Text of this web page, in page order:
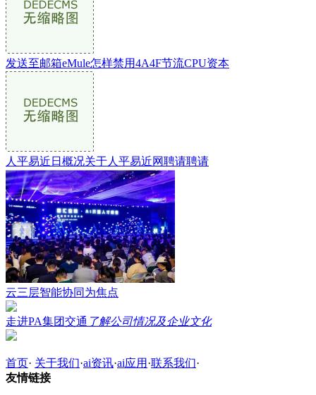
发送至邮箱eMule怎样禁用4A4F节流CPU资本
人平易近日概况关于人平易近网聘请聘请
云三层智能协同为焦点
走进PA集团交通 了解公司情况及企业文化
首页· 关于我们·ai资讯·ai应用 ·联系我们·
友情链接